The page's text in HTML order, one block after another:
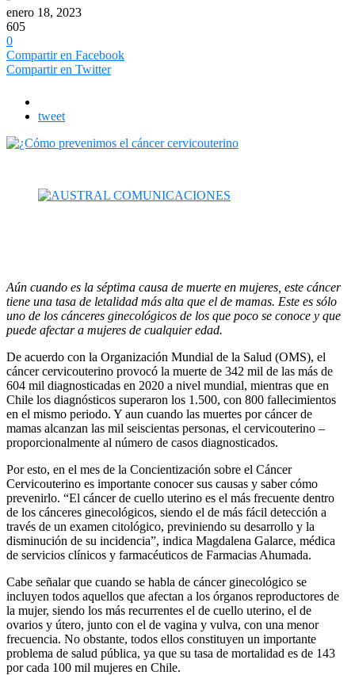
enero 18, 2023
605
0
Compartir en Facebook
Compartir en Twitter
tweet
Aún cuando es la séptima causa de muerte en mujeres, este cáncer
tiene una tasa de letalidad más alta que el de mamas. Este es sólo
uno de los cánceres ginecológicos de los que poco se conoce y que
puede afectar a mujeres de cualquier edad.
De acuerdo con la Organización Mundial de la Salud (OMS), el
cáncer cervicouterino provocó la muerte de 342 mil de las más de
604 mil diagnosticadas en 2020 a nivel mundial, mientras que en
Chile los diagnósticos superaron los 1.500, con 800 fallecimientos
en el mismo periodo. Y aun cuando las muertes por cáncer de
mamas alcanzan las mil seiscientas personas, el cervicouterino –
proporcionalmente al número de casos diagnosticados.
Por esto, en el mes de la Concientización sobre el Cáncer
Cervicouterino es importante conocer sus causas y saber cómo
prevenirlo. “El cáncer de cuello uterino es el más frecuente dentro
de los cánceres ginecológicos, siendo el de más fácil detección a
través de un examen citológico, previniendo su desarrollo y la
disminución de su incidencia”, indica Magdalena Galarce, médica
de servicios clínicos y farmacéuticos de Farmacias Ahumada.
Cabe señalar que cuando se habla de cáncer ginecológico se
incluyen todos aquellos que afectan a los órganos reproductores de
la mujer, siendo los más recurrentes el de cuello uterino, el de
ovarios y útero, junto con el de vagina y vulva, con una menor
frecuencia. No obstante, todos ellos constituyen un importante
problema de salud pública, ya que su tasa de mortalidad es de 143
por cada 100 mil mujeres en Chile.